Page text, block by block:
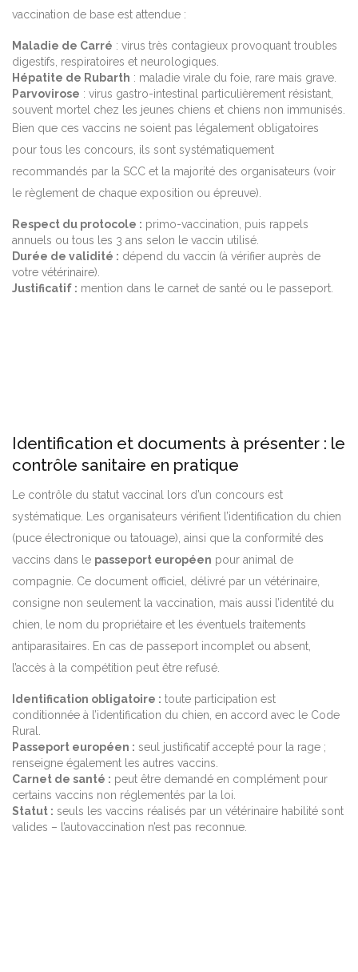
vaccination de base est attendue :
Maladie de Carré : virus très contagieux provoquant troubles
digestifs, respiratoires et neurologiques.
Hépatite de Rubarth : maladie virale du foie, rare mais grave.
Parvovirose : virus gastro-intestinal particulièrement résistant,
souvent mortel chez les jeunes chiens et chiens non immunisés.
Bien que ces vaccins ne soient pas légalement obligatoires
pour tous les concours, ils sont systématiquement
recommandés par la SCC et la majorité des organisateurs (voir
le règlement de chaque exposition ou épreuve).
Respect du protocole : primo-vaccination, puis rappels
annuels ou tous les 3 ans selon le vaccin utilisé.
Durée de validité : dépend du vaccin (à vérifier auprès de
votre vétérinaire).
Justificatif : mention dans le carnet de santé ou le passeport.
Identification et documents à présenter : le
contrôle sanitaire en pratique
Le contrôle du statut vaccinal lors d’un concours est
systématique. Les organisateurs vérifient l’identification du chien
(puce électronique ou tatouage), ainsi que la conformité des
vaccins dans le passeport européen pour animal de
compagnie. Ce document officiel, délivré par un vétérinaire,
consigne non seulement la vaccination, mais aussi l’identité du
chien, le nom du propriétaire et les éventuels traitements
antiparasitaires. En cas de passeport incomplet ou absent,
l’accès à la compétition peut être refusé.
Identification obligatoire : toute participation est
conditionnée à l’identification du chien, en accord avec le Code
Rural.
Passeport européen : seul justificatif accepté pour la rage ;
renseigne également les autres vaccins.
Carnet de santé : peut être demandé en complément pour
certains vaccins non réglementés par la loi.
Statut : seuls les vaccins réalisés par un vétérinaire habilité sont
valides – l’autovaccination n’est pas reconnue.